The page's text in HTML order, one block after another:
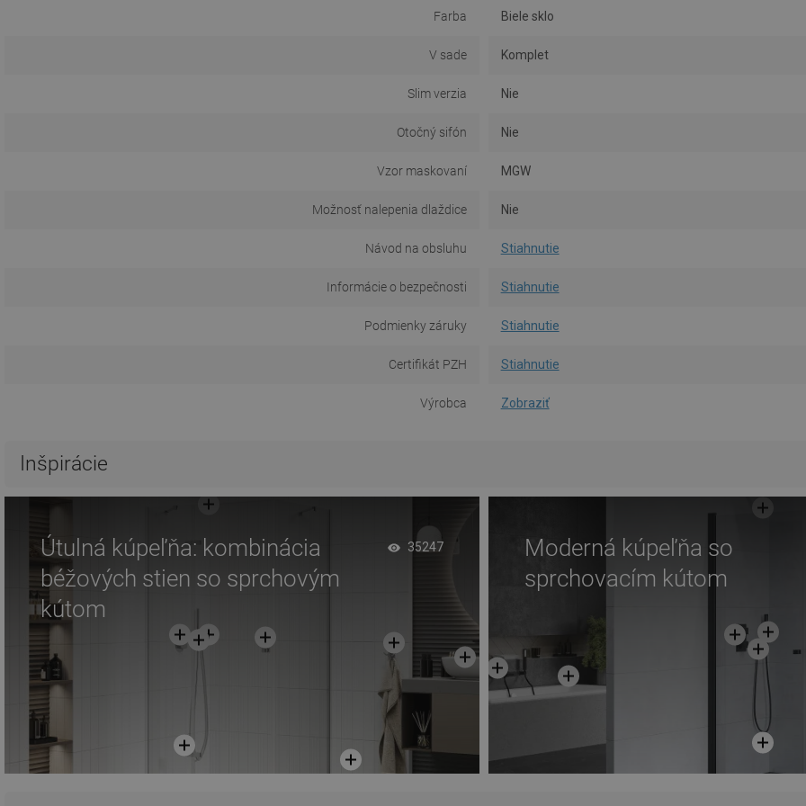
Farba Biele sklo
V sade Komplet
Slim verzia Nie
Otočný sifón Nie
Vzor maskovaní MGW
Možnosť nalepenia dlaždice Nie
Návod na obsluhu Stiahnutie
Informácie o bezpečnosti Stiahnutie
Podmienky záruky Stiahnutie
Certifikát PZH Stiahnutie
Výrobca Zobraziť
Inšpirácie
Útulná kúpeľňa: kombinácia
béžových stien so sprchovým
kútom
35247
Moderná kúpeľňa so
sprchovacím kútom